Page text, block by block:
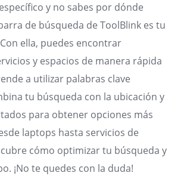
y no sabes por dónde
de búsqueda de ToolBlink es tu
ella, puedes encontrar
y espacios de manera rápida
a utilizar palabras clave
tu búsqueda con la ubicación y
para obtener opciones más
laptops hasta servicios de
cómo optimizar tu búsqueda y
¡No te quedes con la duda!